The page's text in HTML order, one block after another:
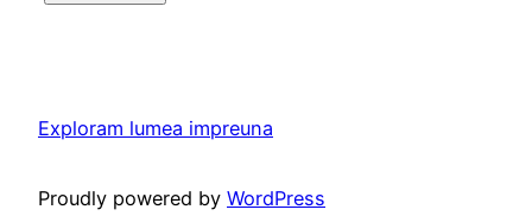
Exploram lumea impreuna
Proudly powered by WordPress